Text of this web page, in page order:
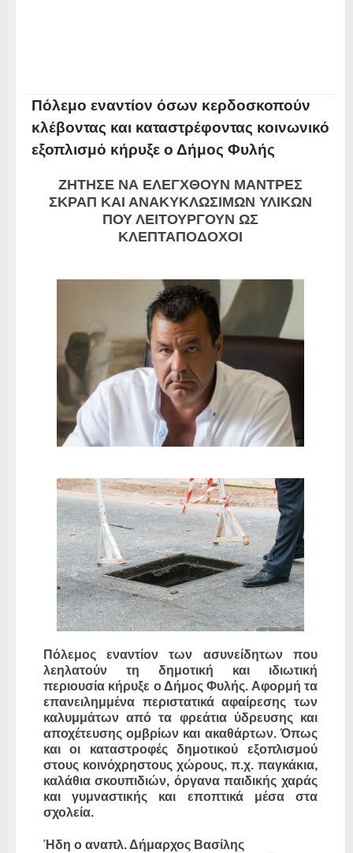
Πόλεμο εναντίον όσων κερδοσκοπούν
κλέβοντας και καταστρέφοντας κοινωνικό
εξοπλισμό κήρυξε ο Δήμος Φυλής
ΖΗΤΗΣΕ ΝΑ ΕΛΕΓΧΘΟΥΝ ΜΑΝΤΡΕΣ
ΣΚΡΑΠ ΚΑΙ ΑΝΑΚΥΚΛΩΣΙΜΩΝ ΥΛΙΚΩΝ
ΠΟΥ ΛΕΙΤΟΥΡΓΟΥΝ ΩΣ
ΚΛΕΠΤΑΠΟΔΟΧΟΙ
Πόλεμος εναντίον των ασυνείδητων που
λεηλατούν τη δημοτική και ιδιωτική
περιουσία κήρυξε ο Δήμος Φυλής. Αφορμή τα
επανειλημμένα περιστατικά αφαίρεσης των
καλυμμάτων από τα φρεάτια ύδρευσης και
αποχέτευσης ομβρίων και ακαθάρτων. Όπως
και οι καταστροφές δημοτικού εξοπλισμού
στους κοινόχρηστους χώρους, π.χ. παγκάκια,
καλάθια σκουπιδιών, όργανα παιδικής χαράς
και γυμναστικής και εποπτικά μέσα στα
σχολεία.
Ήδη ο αναπλ. Δήμαρχος Βασίλης